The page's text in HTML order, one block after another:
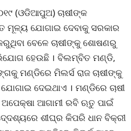
(ଓଡିଆପୁଅ) ଚାଷୀଙ୍କ
ମୂଳ୍ୟ ଯୋଗାଇ ଦେବାକୁ ସରକାର
ବେଳେ ଚାଷୀଙ୍କୁ ଶୋଷଣରୁ
ହେଉଛି । ବିଲମ୍ବିତ ମଣ୍ଡି,
ମଣ୍ଡିରେ ମିଲର୍ସ ରାଜ ଚାଷୀଙ୍କୁ
ଦେଇଥାଏ । ମଣ୍ଡିରେ ଚାଷୀ
ଆଗାମୀ ରବି ଋତୁ ପାଇଁ
ଶୀଘ୍ର କିପରି ଧାନ ବିକ୍ରୀ